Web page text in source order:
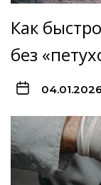
Как
без
04.01.2026